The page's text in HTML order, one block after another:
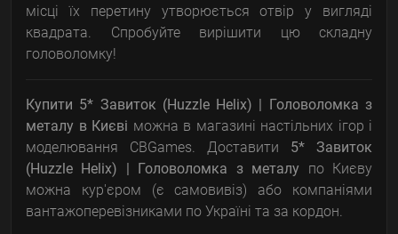
місці їх перетину утворюється отвір у вигляді
квадрата. Спробуйте вирішити цю складну
головоломку!
Купити 5* Завиток (Huzzle Helix) | Головоломка з
металу в Києві можна в магазині настільних ігор і
моделювання CBGames. Доставити 5* Завиток
(Huzzle Helix) | Головоломка з металу по Києву
можна кур'єром (є самовивіз) або компаніями
вантажоперевізниками по Україні та за кордон.